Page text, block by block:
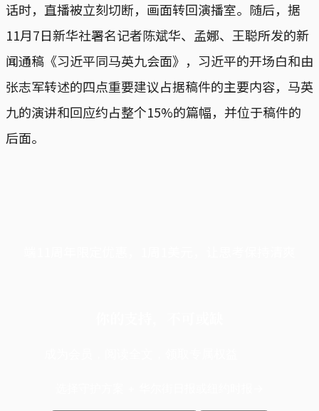
话时，直播被立刻切断，画面转回演播室。随后，据
11月7日新华社署名记者陈斌华、孟娜、王聪所发的新
闻通稿《习近平同马英九会面》，习近平的开场白和由
张志军转述的四点重要建议占据稿件的主要内容，马英
九的演讲和回应约占整个15%的篇幅，并位于稿件的
后面。